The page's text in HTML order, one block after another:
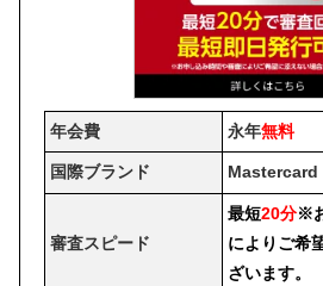
年会費 永年無料
国際ブランド Mastercard
審査スピード
最短20分※
によりご希
ざいます。